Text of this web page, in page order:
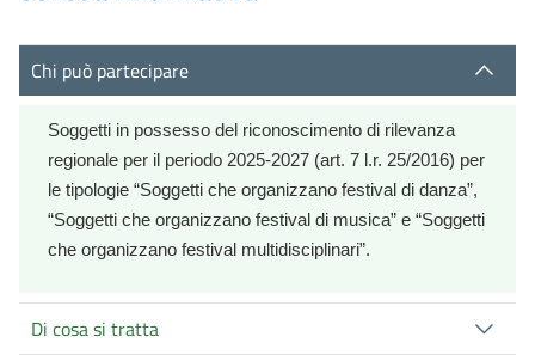
Chi può partecipare
Soggetti in possesso del riconoscimento di rilevanza
regionale per il periodo 2025-2027 (art. 7 l.r. 25/2016) per
le tipologie “Soggetti che organizzano festival di danza”,
“Soggetti che organizzano festival di musica” e “Soggetti
che organizzano festival multidisciplinari”.
Di cosa si tratta